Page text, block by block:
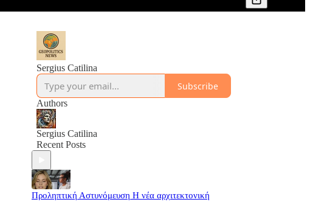
Sergius Catilina
Subscribe
Authors
Sergius Catilina
Recent Posts
Προληπτική Αστυνόμευση Η νέα αρχιτεκτονική